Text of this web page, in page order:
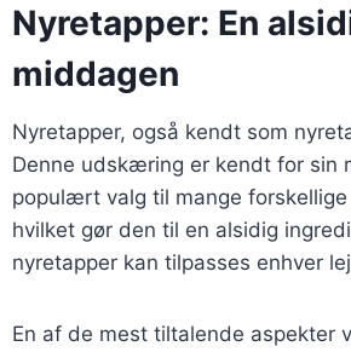
Nyretapper: En
middagen
Nyretapper, også kendt som
Denne udskæring er kendt for sin
populært valg til mange
hvilket gør den til en alsidig
nyretapper kan tilpasses enhver
En af de mest tiltalende aspekter